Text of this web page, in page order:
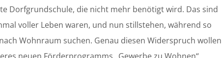
Dorfgrundschule, die nicht mehr benötigt wird. Das sind
voller Leben waren, und nun stillstehen, während so
Wohnraum suchen. Genau diesen Widerspruch wollen